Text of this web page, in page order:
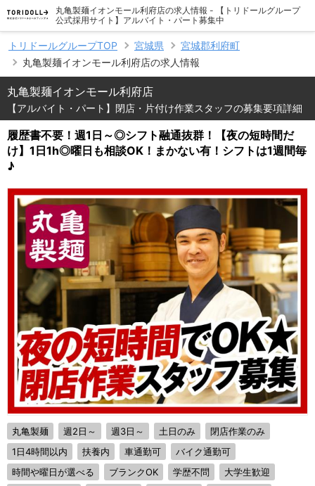
丸亀製麺イオンモール利府店の求人情報 - 【トリドールグループ
公式採用サイト】アルバイト・パート募集中
トリドールグループTOP 宮城県
宮城郡利府町
丸亀製麺イオンモール利府店の求人情報
丸亀製麺イオンモール利府店
【アルバイト・パート】閉店・片付け作業スタッフの募集要項詳細
履歴書不要！週1日～◎シフト融通抜群！【夜の短時間だ
け】1日1h◎曜日も相談OK！まかない有！シフトは1週間毎
♪
丸亀製麺 週2日～ 週3日～ 土日のみ
閉店作業のみ
1日4時間以内
扶養内 車通勤可
バイク通勤可
時間や曜日が選べる
ブランクOK 学歴不問
大学生歓迎